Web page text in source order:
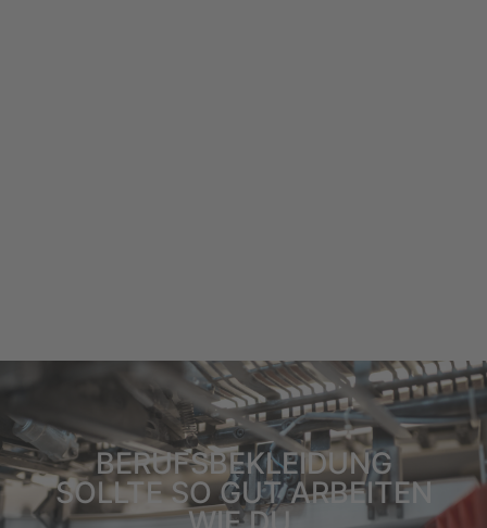
BERUFSBEKLEIDUNG
SOLLTE SO GUT ARBEITEN